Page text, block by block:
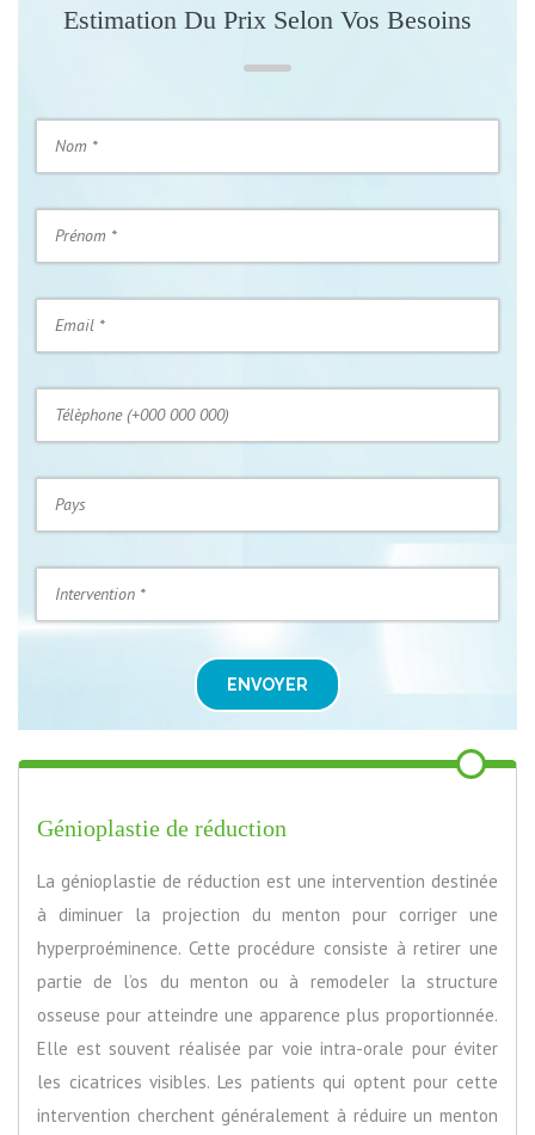
Estimation Du Prix Selon Vos Besoins
ENVOYER
Génioplastie de réduction
La génioplastie de réduction est une intervention destinée
à diminuer la projection du menton pour corriger une
hyperproéminence. Cette procédure consiste à retirer une
partie de l’os du menton ou à remodeler la structure
osseuse pour atteindre une apparence plus proportionnée.
Elle est souvent réalisée par voie intra-orale pour éviter
les cicatrices visibles. Les patients qui optent pour cette
intervention cherchent généralement à réduire un menton